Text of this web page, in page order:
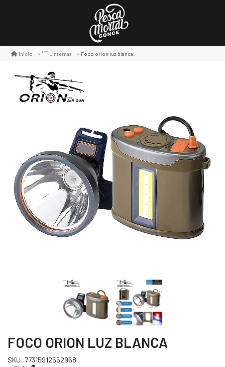
Inicio Linternas Foco orion luz blanca
FOCO ORION LUZ BLANCA
SKU: 77315912552968